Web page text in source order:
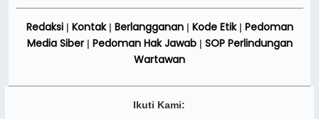
Redaksi| Kontak| Berlangganan| Kode Etik| Pedoman
Media Siber| Pedoman Hak Jawab| SOP Perlindungan
Wartawan
Ikuti Kami: